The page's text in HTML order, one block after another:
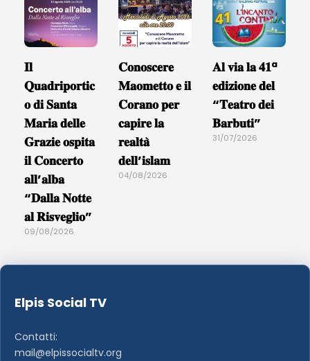
𝐈𝐥
𝐐𝐮𝐚𝐝𝐫𝐢𝐩𝐨𝐫𝐭𝐢𝐜
𝐨 𝐝𝐢 𝐒𝐚𝐧𝐭𝐚
𝐌𝐚𝐫𝐢𝐚 𝐝𝐞𝐥𝐥𝐞
𝐆𝐫𝐚𝐳𝐢𝐞 𝐨𝐬𝐩𝐢𝐭𝐚
𝐢𝐥 𝐂𝐨𝐧𝐜𝐞𝐫𝐭𝐨
𝐚𝐥𝐥’𝐚𝐥𝐛𝐚
“𝐃𝐚𝐥𝐥𝐚 𝐍𝐨𝐭𝐭𝐞
𝐚𝐥 𝐑𝐢𝐬𝐯𝐞𝐠𝐥𝐢𝐨”
09/08/2026
𝐂𝐨𝐧𝐨𝐬𝐜𝐞𝐫𝐞
𝐌𝐚𝐨𝐦𝐞𝐭𝐭𝐨 𝐞 𝐢𝐥
𝐂𝐨𝐫𝐚𝐧𝐨 𝐩𝐞𝐫
𝐜𝐚𝐩𝐢𝐫𝐞 𝐥𝐚
𝐫𝐞𝐚𝐥𝐭𝐚̀
𝐝𝐞𝐥𝐥’𝐢𝐬𝐥𝐚𝐦
04/08/2026
𝐀𝐥 𝐯𝐢𝐚 𝐥𝐚 𝟒𝟏ª
𝐞𝐝𝐢𝐳𝐢𝐨𝐧𝐞 𝐝𝐞𝐥
“𝐓𝐞𝐚𝐭𝐫𝐨 𝐝𝐞𝐢
𝐁𝐚𝐫𝐛𝐮𝐭𝐢”
31/07/2026
Elpis Social TV
Contatti:
mail@elpissocialtv.org